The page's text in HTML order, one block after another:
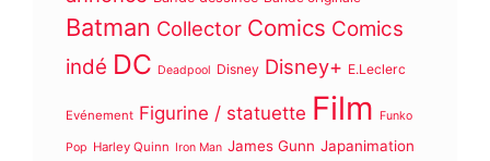
Batman Collector Comics Comics
indé DC Deadpool Disney Disney+ E.Leclerc
Evénement Figurine / statuette Film Funko
Pop Harley Quinn Iron Man James Gunn Japanimation